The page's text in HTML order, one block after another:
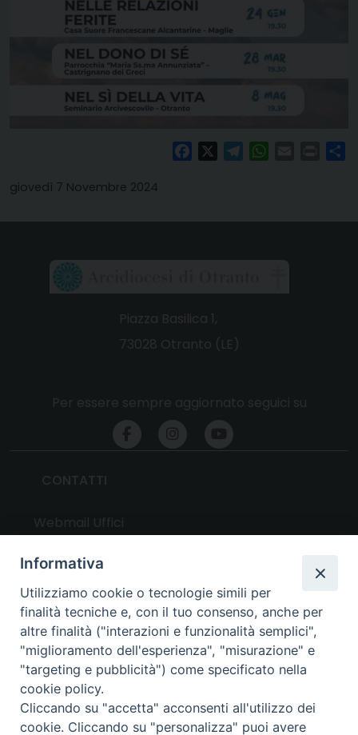
FacebookTelegramWhatsAppPrint
giovedì 7 Novembre 2024
UTILITY
News
Altri articoli
Notizie nazionali
Download
Informativa
Utilizziamo cookie o tecnologie simili per
finalità tecniche e, con il tuo consenso, anche per
altre finalità ("interazioni e funzionalità semplici",
"miglioramento dell'esperienza", "misurazione" e
"targeting e pubblicità") come specificato nella
cookie policy.
Cliccando su "accetta" acconsenti all'utilizzo dei
cookie. Cliccando su "personalizza" puoi avere